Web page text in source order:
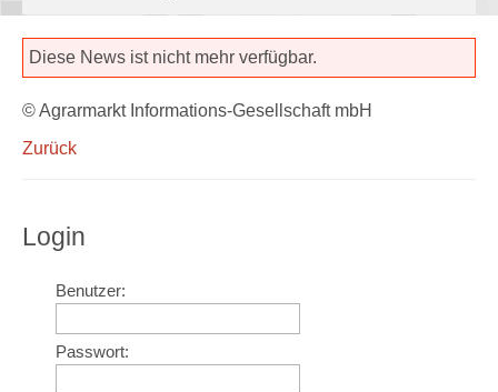
Diese News ist nicht mehr verfügbar.
© Agrarmarkt Informations-Gesellschaft mbH
Zurück
Login
Benutzer:
Passwort: